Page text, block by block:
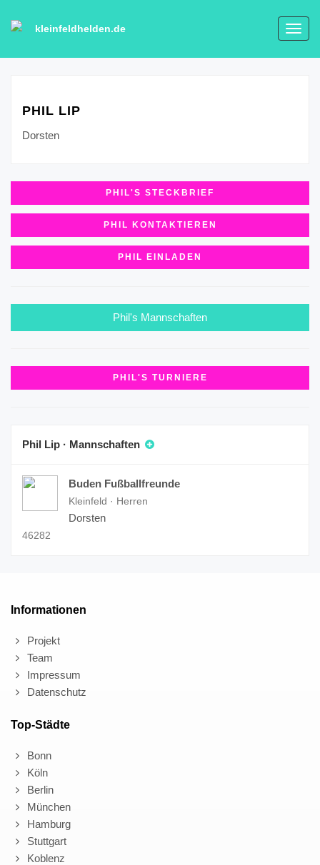
kleinfeldhelden.de
PHIL LIP
Dorsten
PHIL'S STECKBRIEF
PHIL KONTAKTIEREN
PHIL EINLADEN
Phil's Mannschaften
PHIL'S TURNIERE
Phil Lip · Mannschaften
Buden Fußballfreunde
Kleinfeld · Herren
Dorsten
46282
Informationen
Projekt
Team
Impressum
Datenschutz
Top-Städte
Bonn
Köln
Berlin
München
Hamburg
Stuttgart
Koblenz